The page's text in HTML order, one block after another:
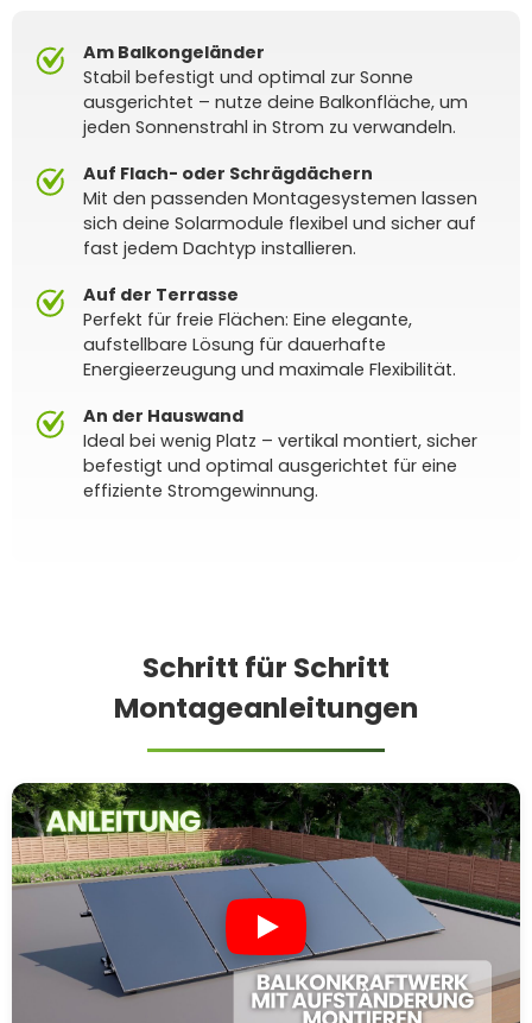
Am Balkongeländer
Stabil befestigt und optimal zur Sonne
ausgerichtet – nutze deine Balkonfläche, um
jeden Sonnenstrahl in Strom zu verwandeln.
Auf Flach- oder Schrägdächern
Mit den passenden Montagesystemen lassen
sich deine Solarmodule flexibel und sicher auf
fast jedem Dachtyp installieren.
Auf der Terrasse
Perfekt für freie Flächen: Eine elegante,
aufstellbare Lösung für dauerhafte
Energieerzeugung und maximale Flexibilität.
An der Hauswand
Ideal bei wenig Platz – vertikal montiert, sicher
befestigt und optimal ausgerichtet für eine
effiziente Stromgewinnung.
Schritt für Schritt
Montageanleitungen